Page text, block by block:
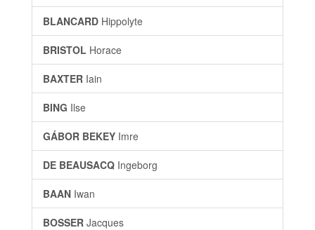
BLANCARD Hippolyte
BRISTOL Horace
BAXTER Iain
BING Ilse
GÁBOR BEKEY Imre
DE BEAUSACQ Ingeborg
BAAN Iwan
BOSSER Jacques